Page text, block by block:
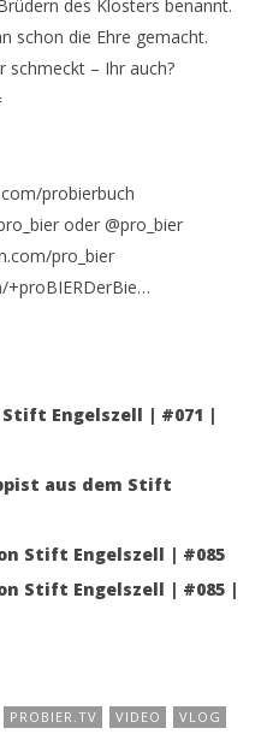
des Klosters benannt.
schon die Ehre gemacht.
schmeckt – Ihr auch?
probierbuch
oder @pro_bier
pro_bier
+proBIERDerBie…
Stift Engelszell | #071 |
aus dem Stift
Stift Engelszell | #085
Stift Engelszell | #085 |
PROBIER.TV VIDEO
VLOG